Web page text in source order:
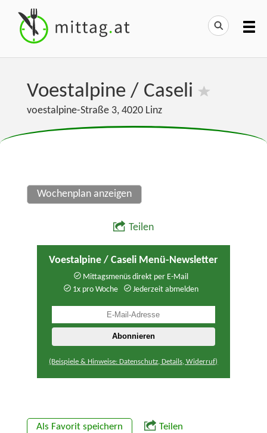
Voestalpine / Caseli
voestalpine-Straße 3, 4020 Linz
Wochenplan anzeigen
Teilen
Voestalpine / Caseli Menü-Newsletter
Mittagsmenüs direkt per E-Mail
1x pro Woche
Jederzeit abmelden
(Beispiele & Hinweise: Datenschutz, Details, Widerruf)
Als Favorit speichern Teilen